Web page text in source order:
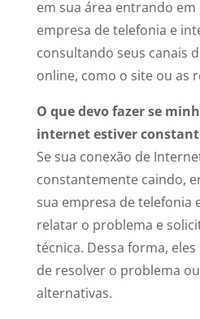
em sua área entrando
empresa de telefonia e
consultando seus canais
online, como o site ou as
O que devo fazer se
internet estiver
Se sua conexão de
constantemente caindo,
sua empresa de telefonia
relatar o problema e
técnica. Dessa forma,
de resolver o problema
alternativas.